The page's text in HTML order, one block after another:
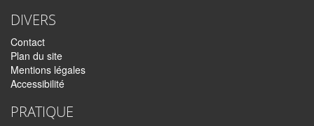
DIVERS
Contact
Plan du site
Mentions légales
Accessibilité
PRATIQUE